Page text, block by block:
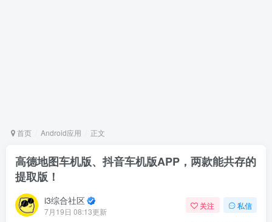
首页 Android应用 正文
高德地图车机版、抖音车机版APP，两款能共存的
提取版！
i3综合社区
7月19日 08:13更新
关注 私信